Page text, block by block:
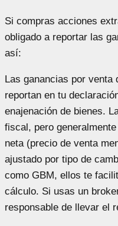
Si compras acciones
obligado a reportar las
así:
Las ganancias por venta
reportan en tu
enajenación de bienes.
fiscal, pero
neta (precio de venta
ajustado por tipo de
como GBM, ellos te
cálculo. Si usas un
responsable de llevar el